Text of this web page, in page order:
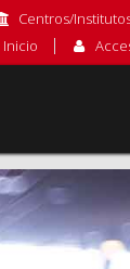
Centros/
Inicio